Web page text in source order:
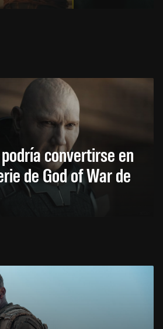
convertirse en
de God of War de